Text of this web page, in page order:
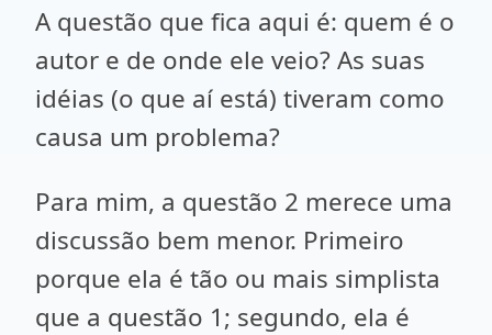
A questão que fica aqui é: quem é o
autor e de onde ele veio? As suas
idéias (o que aí está) tiveram como
causa um problema?
Para mim, a questão 2 merece uma
discussão bem menor. Primeiro
porque ela é tão ou mais simplista
que a questão 1; segundo, ela é